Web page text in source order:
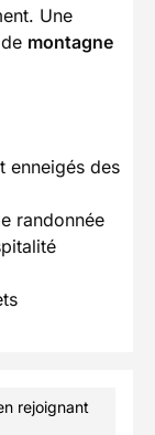
Une
montagne
enneigés des
randonnée
rejoignant